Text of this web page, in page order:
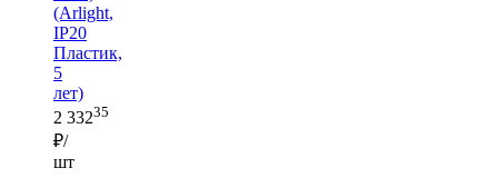
(Arlight,
IP20
Пластик,
5
лет)
2 33235
₽/
шт